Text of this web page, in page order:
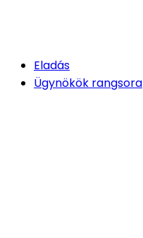
Eladás
Ügynökök rangsora